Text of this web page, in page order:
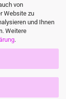
von
Website zu
und Ihnen
Weitere
.
ein mail an